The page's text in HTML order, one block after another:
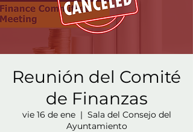
Reunión del Comité
de Finanzas
vie 16 de ene
  |
Sala del Consejo del
Ayuntamiento